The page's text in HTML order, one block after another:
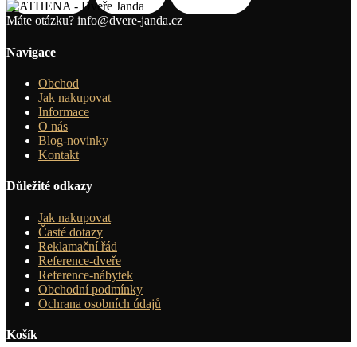
Máte otázku? info@dvere-janda.cz
Navigace
Obchod
Jak nakupovat
Informace
O nás
Blog-novinky
Kontakt
Důležité odkazy
Jak nakupovat
Časté dotazy
Reklamační řád
Reference-dveře
Reference-nábytek
Obchodní podmínky
Ochrana osobních údajů
Košík